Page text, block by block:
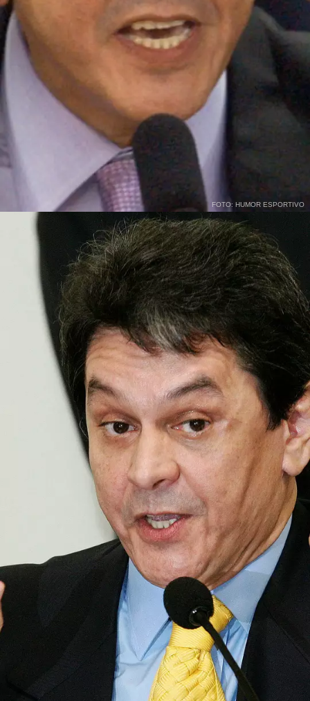
FOTO: HUMOR ESPORTIVO